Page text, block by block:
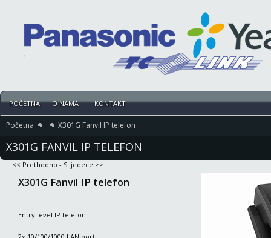
POČETNA O NAMA KONTAKT
Početna X301G Fanvil IP telefon
X301G FANVIL IP TELEFON
<< Prethodno - Slijedece >>
X301G Fanvil IP telefon
Entry level IP telefon